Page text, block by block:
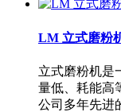
LM 立式磨粉
立式磨粉机是
量低、耗能高
公司多年先进